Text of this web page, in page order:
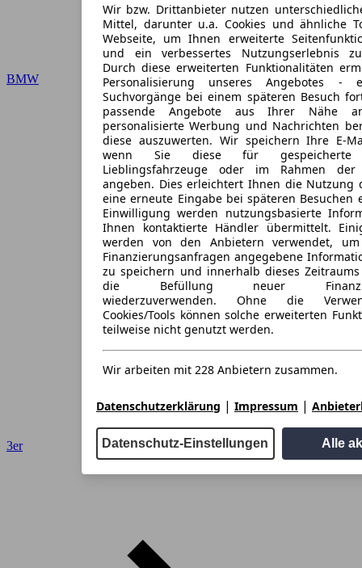
Wir bzw. Drittanbieter nutzen
Mittel, darunter u.a. Cookies und ähnliche
Webseite, um Ihnen erweiterte
und ein verbessertes Nutzungserlebnis
Durch diese erweiterten Funktionalitäten
Personalisierung unseres Angebotes
Suchvorgänge bei einem späteren Besuch
passende Angebote aus Ihrer Nähe
personalisierte Werbung und Nachrichten
diese auszuwerten. Wir speichern Ihre E-
wenn Sie diese für gespeicherte
Lieblingsfahrzeuge oder im Rahmen der
angeben. Dies erleichtert Ihnen die Nutzung
eine erneute Eingabe bei späteren
Einwilligung werden nutzungsbasierte
Ihnen kontaktierte Händler übermittelt.
werden von den Anbietern verwendet,
Finanzierungsanfragen angegebene
zu speichern und innerhalb dieses
die Befüllung neuer
wiederzuverwenden. Ohne die
Cookies/Tools können solche erweiterten
teilweise nicht genutzt werden.
Wir arbeiten mit 228 Anbietern zusammen.
Datenschutzerklärung | Impressum |
Datenschutz-Einstellungen Alle
BMW
3er